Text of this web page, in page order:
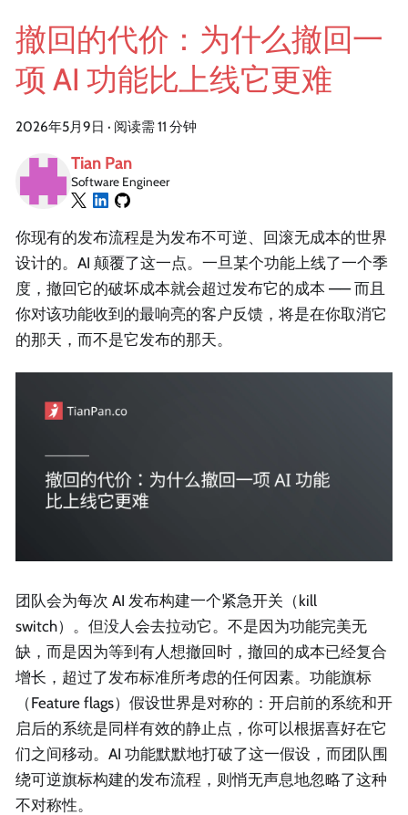
撤回的代价：为什么撤回一
项 AI 功能比上线它更难
2026年5月9日 · 阅读需 11 分钟
Tian Pan
Software Engineer
你现有的发布流程是为发布不可逆、回滚无成本的世界
设计的。AI 颠覆了这一点。一旦某个功能上线了一个季
度，撤回它的破坏成本就会超过发布它的成本 —— 而且
你对该功能收到的最响亮的客户反馈，将是在你取消它
的那天，而不是它发布的那天。
团队会为每次 AI 发布构建一个紧急开关（kill
switch）。但没人会去拉动它。不是因为功能完美无
缺，而是因为等到有人想撤回时，撤回的成本已经复合
增长，超过了发布标准所考虑的任何因素。功能旗标
（Feature flags）假设世界是对称的：开启前的系统和开
启后的系统是同样有效的静止点，你可以根据喜好在它
们之间移动。AI 功能默默地打破了这一假设，而团队围
绕可逆旗标构建的发布流程，则悄无声息地忽略了这种
不对称性。